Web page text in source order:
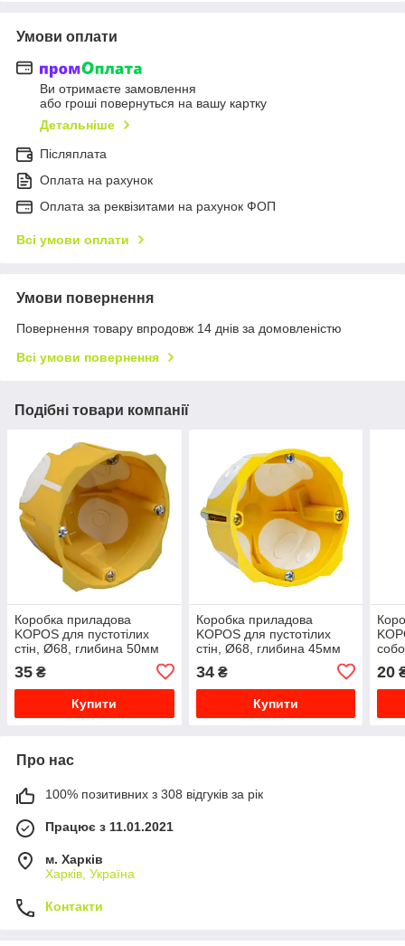
Умови оплати
Ви отримаєте замовлення
або гроші повернуться на вашу картку
Детальніше
Післяплата
Оплата на рахунок
Оплата за реквізитами на рахунок ФОП
Всі умови оплати
Умови повернення
Повернення товару впродовж 14 днів за домовленістю
Всі умови повернення
Подібні товари компанії
Коробка приладова
KOPOS для пустотілих
стін, Ø68, глибина 50мм
35 ₴
Купити
Коробка приладова
KOPOS для пустотілих
стін, Ø68, глибина 45мм
34₴
Купити
20
Про нас
100% позитивних з 308 відгуків за рік
Працює з 11.01.2021
м. Харків
Харків, Україна
Контакти